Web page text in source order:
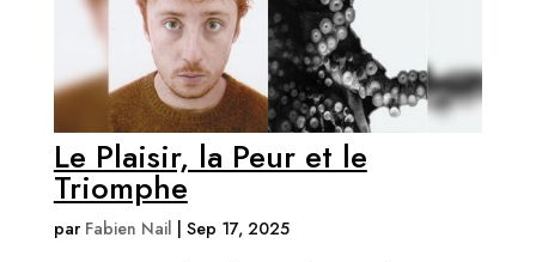
Le Plaisir, la Peur et le
Triomphe
par Fabien Nail | Sep 17, 2025